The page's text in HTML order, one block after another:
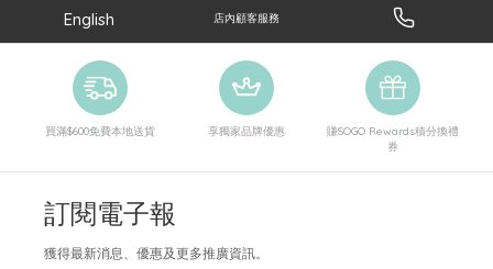
English 店內顧客服務
買滿$600免費本地送貨 享獨家品牌優惠
賺SOGO Rewards積分換禮
券
訂閱電子報
獲得最新消息、優惠及更多推廣資訊。